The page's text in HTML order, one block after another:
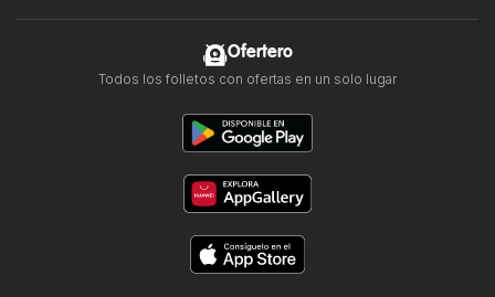
Ofertero
Todos los folletos con ofertas en un solo lugar